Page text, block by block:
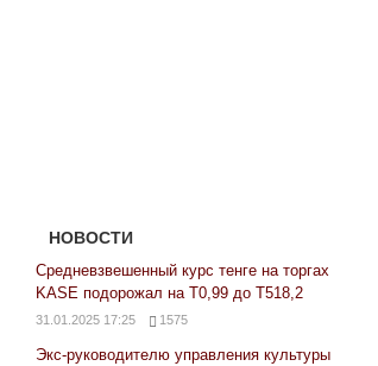
НОВОСТИ
Средневзвешенный курс тенге на торгах
KASE подорожал на Т0,99 до Т518,2
31.01.2025 17:25 1575
Экс-руководителю управления культуры